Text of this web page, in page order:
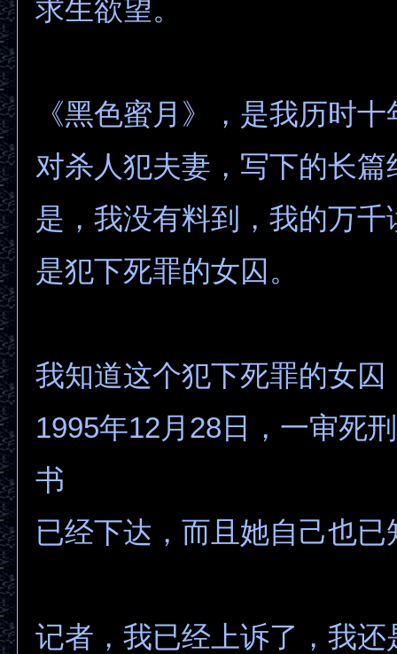
求生欲望。
《黑色蜜月》，是我历时
对杀人犯夫妻，写下的长篇
是，我没有料到，我的万千
是犯下死罪的女囚。
我知道这个犯下死罪的女囚
1995年12月28日，一审死
书
已经下达，而且她自己也已
记者，我已经上诉了，我还